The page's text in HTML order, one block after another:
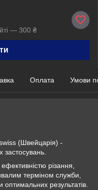
— 300 ₴
Оплата Умови
(Швейцарія) -
застосувань.
різання,
терміном служби,
результатів.